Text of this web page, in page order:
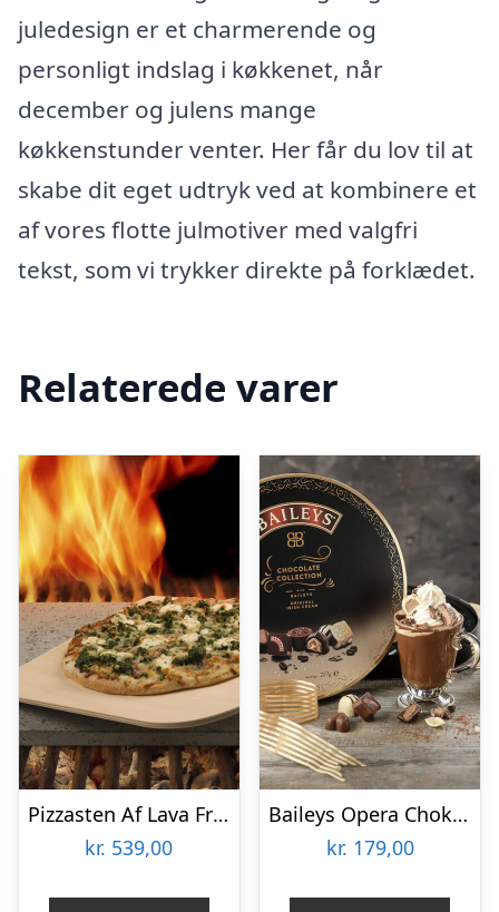
juledesign er et charmerende og
personligt indslag i køkkenet, når
december og julens mange
køkkenstunder venter. Her får du lov til at
skabe dit eget udtryk ved at kombinere et
af vores flotte julmotiver med valgfri
tekst, som vi trykker direkte på forklædet.
Relaterede varer
Pizzasten Af Lava Fra Etna
kr. 539,00
Baileys Opera Chokoladeæske
kr. 179,00